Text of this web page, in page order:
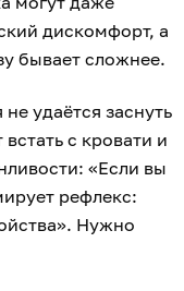
дискомфорт, а
бывает сложнее.
удаётся заснуть
с кровати и
«Если вы
рефлекс:
Нужно